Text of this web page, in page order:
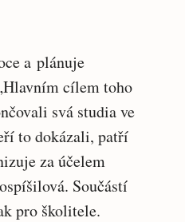
a plánuje
cílem toho
svá studia ve
to dokázali, patří
za účelem
Součástí
pro školitele.